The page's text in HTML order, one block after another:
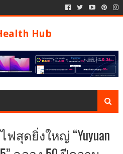
Hub
สุดยิ่งใหญ่ “Yuyuan